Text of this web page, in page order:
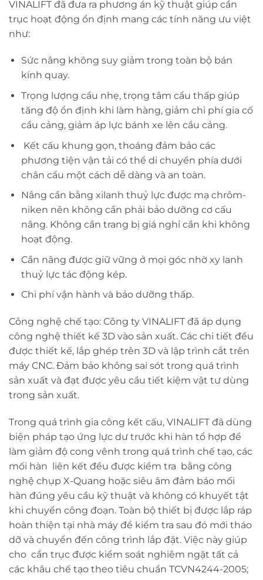
VINALIFT đã đưa ra phương án kỹ thuật giúp cần
trục hoạt động ổn định mang các tính năng ưu việt
như:
Sức nâng không suy giảm trong toàn bộ bán
kính quay.
Trọng lượng cẩu nhẹ, trọng tâm cẩu thấp giúp
tăng độ ổn định khi làm hàng, giảm chi phí gia cố
cầu cảng, giảm áp lực bánh xe lên cầu cảng.
Kết cấu khung gọn, thoáng đảm bảo các
phương tiện vận tải có thể di chuyển phía dưới
chân cẩu một cách dễ dàng và an toàn.
Nâng cần bằng xilanh thuỷ lực được mạ chrôm-
niken nên không cần phải bảo dưỡng cơ cấu
nâng. Không cần trang bị giá nghỉ cần khi không
hoạt động.
Cần nâng được giữ vững ở mọi góc nhờ xy lanh
thuỷ lực tác động kép.
Chi phí vận hành và bảo dưỡng thấp.
Công nghệ chế tạo: Công ty VINALIFT đã áp dụng
công nghệ thiết kế 3D vào sản xuất. Các chi tiết đều
được thiết kế, lắp ghép trên 3D và lập trình cắt trên
máy CNC. Đảm bảo không sai sót trong quá trình
sản xuất và đạt được yêu cầu tiết kiệm vật tư dùng
trong sản xuất.
Trong quá trình gia công kết cấu, VINALIFT đã dùng
biện pháp tạo ứng lực dư trước khi hàn tổ hợp để
làm giảm độ cong vênh trong quá trình chế tạo, các
mối hàn liên kết đều được kiểm tra bằng công
nghệ chụp X-Quang hoặc siêu âm đảm báo mối
hàn đúng yêu cầu kỹ thuật và không có khuyết tật
khi chuyển công đoạn. Toàn bộ thiết bị được lắp ráp
hoàn thiện tại nhà máy để kiểm tra sau đó mới tháo
dỡ và chuyển đến công trình lắp đặt. Việc này giúp
cho cần trục được kiểm soát nghiêm ngặt tất cả
các khâu chế tạo theo tiêu chuẩn TCVN4244-2005;